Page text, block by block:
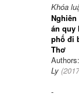
Khóa
án quy
phố đi
Thơ
Authors:
Ly (2017
-